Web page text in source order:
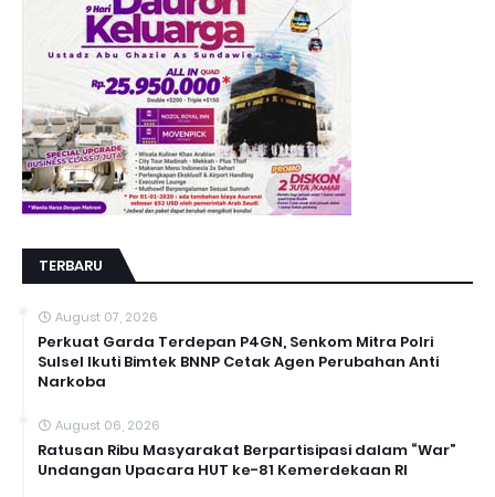
TERBARU
August 07, 2026
Perkuat Garda Terdepan P4GN, Senkom Mitra Polri
Sulsel Ikuti Bimtek BNNP Cetak Agen Perubahan Anti
Narkoba
August 06, 2026
Ratusan Ribu Masyarakat Berpartisipasi dalam “War”
Undangan Upacara HUT ke-81 Kemerdekaan RI